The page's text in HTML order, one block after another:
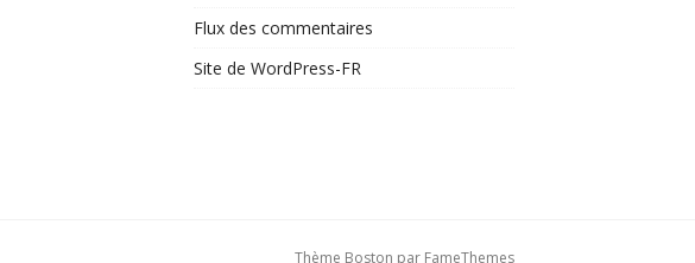
Flux des commentaires
Site de WordPress-FR
Thème Boston par FameThemes